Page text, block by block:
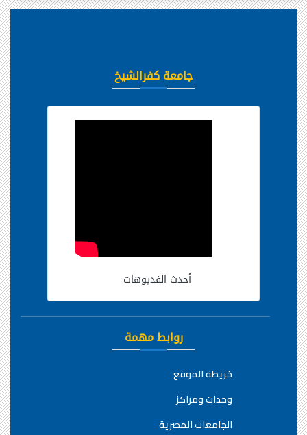
جامعة كفرالشيخ
أحدث الفديوهات
روابط مهمة
خريطة الموقع
وحدات ومراكز
الجامعات المصرية